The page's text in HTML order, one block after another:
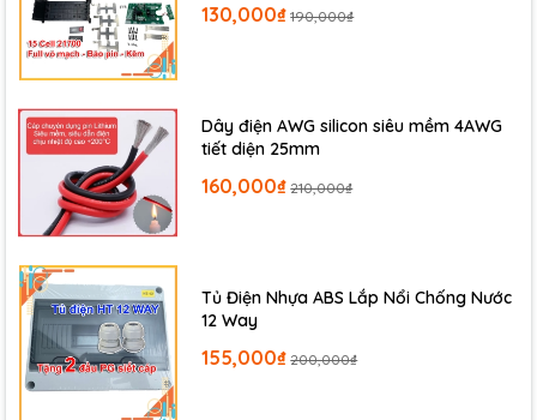
130,000₫ 190,000₫
Dây điện AWG silicon siêu mềm 4AWG
tiết diện 25mm
160,000₫ 210,000₫
Tủ Điện Nhựa ABS Lắp Nổi Chống Nước
12 Way
155,000₫ 200,000₫